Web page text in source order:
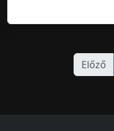
Előző